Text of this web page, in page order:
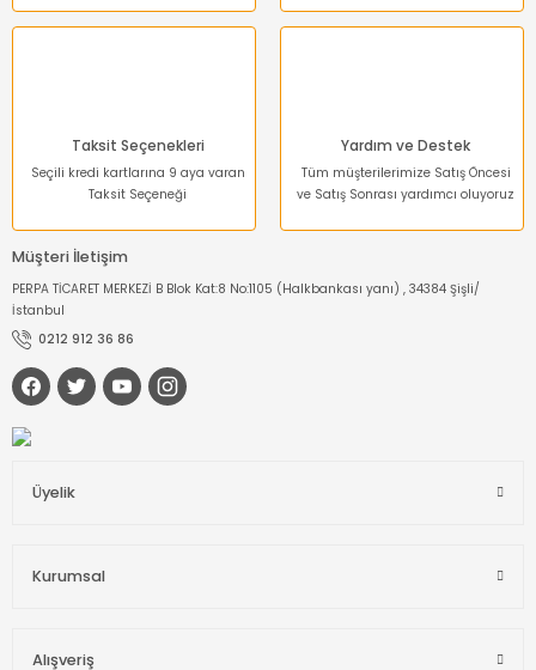
Taksit Seçenekleri
Seçili kredi kartlarına 9 aya varan
Taksit Seçeneği
Yardım ve Destek
Tüm müşterilerimize Satış Öncesi
ve Satış Sonrası yardımcı oluyoruz
Müşteri İletişim
PERPA TİCARET MERKEZİ B Blok Kat:8 No:1105 (Halkbankası yanı) , 34384 Şişli/
İstanbul
0212 912 36 86
Üyelik
Kurumsal
Alışveriş